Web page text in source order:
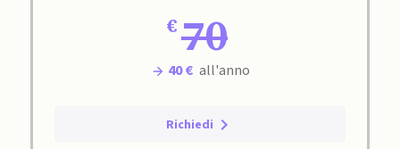
70
40 € all'anno
Richiedi